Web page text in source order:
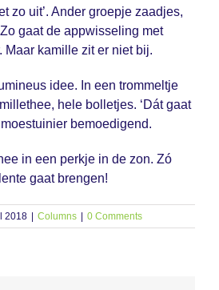
zo uit’. Ander groepje zaadjes,
gaat de appwisseling met
Maar kamille zit er niet bij.
idee. In een trommeltje
hele bolletjes. ‘Dát gaat
bemoedigend.
in een perkje in de zon. Zó
gaat brengen!
2018 Columns 0 Comments